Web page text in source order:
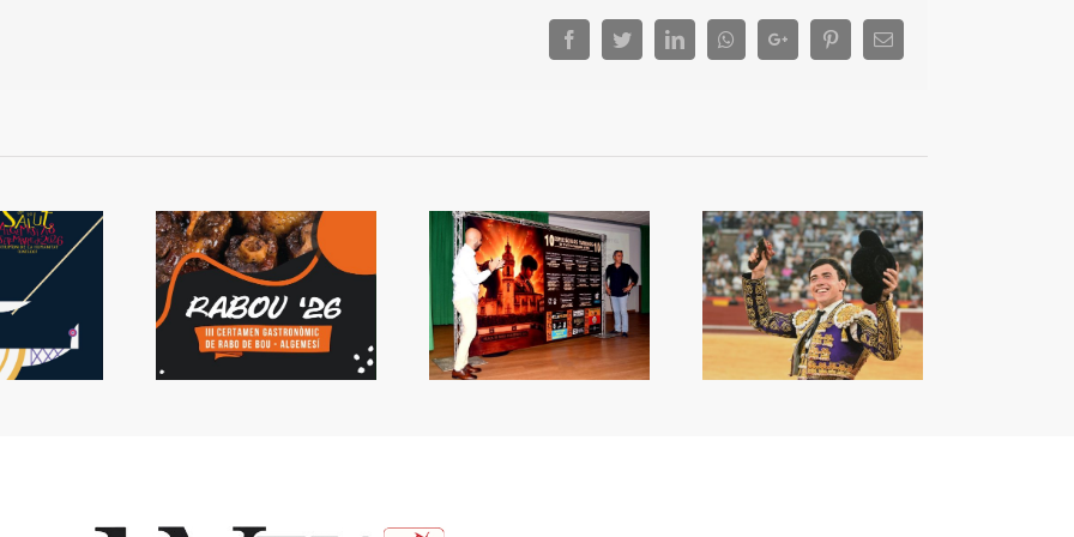
FacebookTwitterLinkedInWhatsappGoogle+ PinterestEmail
tornarà a
Algemesí
Presentada la Setmana
de Bous
La capacitat de Nek
sorprén a València